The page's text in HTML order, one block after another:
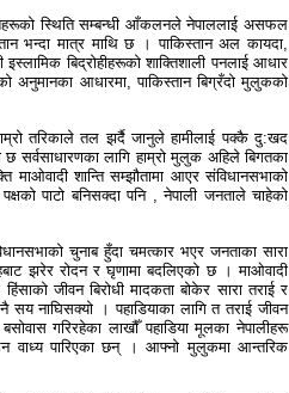
देशहरूको स्थिति सम्बन्धी आँकलनले नेपाललाई असफल
भन्दा मात्र माथि छ । पाकिस्तान अल कायदा,
बिद्रोहीहरूको शाक्तिशाली पनलाई आधार
अनुमानका आधारमा, पाकिस्तान बिग्रँदो मुलुकको
तरिकाले तल झर्दै जानुले हामीलाई पक्कै दु:खद
छ सर्वसाधारणका लागि हाम्रो मुलुक अहिले बिगतका
शान्ति सम्झौतामा आएर संविधानसभाको
पाटो बनिसक्दा पनि , नेपाली जनताले चाहेको
चुनाब हुँदा चमत्कार भएर जनताका सारा
झरेर रोदन र घृणामा बदलिएको छ । माओवादी
जीवन बिरोधी मादकता बोकेर सारा तराई र
नाघिसक्यो । पहाडियाका लागि त तराई जीवन
गरिरहेका लाखौँ पहाडिया मूलका नेपालीहरू
वाध्य पारिएका छन् । आफ्नो मुलुकमा आन्तरिक